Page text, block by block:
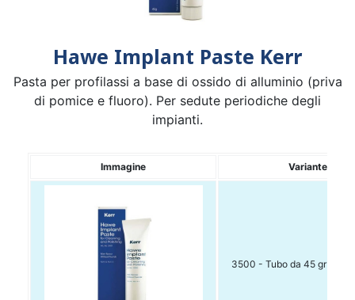
Hawe Implant Paste Kerr
Pasta per profilassi a base di ossido di alluminio (priva
di pomice e fluoro). Per sedute periodiche degli
impianti.
Immagine Variante
3500 - Tubo da 45 gr